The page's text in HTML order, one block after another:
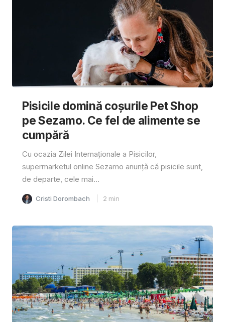
Pisicile domină coșurile Pet Shop
pe Sezamo. Ce fel de alimente se
cumpără
Cu ocazia Zilei Internaționale a Pisicilor,
supermarketul online Sezamo anunță că pisicile sunt,
de departe, cele mai...
Cristi Dorombach 2 min